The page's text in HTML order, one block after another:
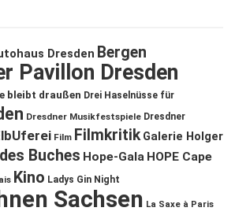
Dresden Bergen
Pavillon Dresden
bleibt draußen Drei Haselnüsse für
Dresdner Musikfestspiele Dresdner
Film Filmkritik Galerie Holger
Buches Hope-Gala HOPE Cape
Kino Ladys Gin Night
Sachsen La Saxe à Paris